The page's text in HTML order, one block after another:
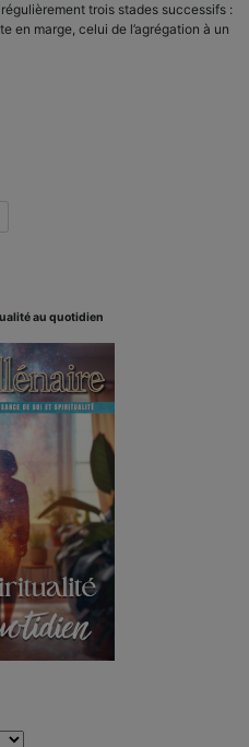
trois stades successifs :
en marge, celui de l’agrégation à un
au quotidien